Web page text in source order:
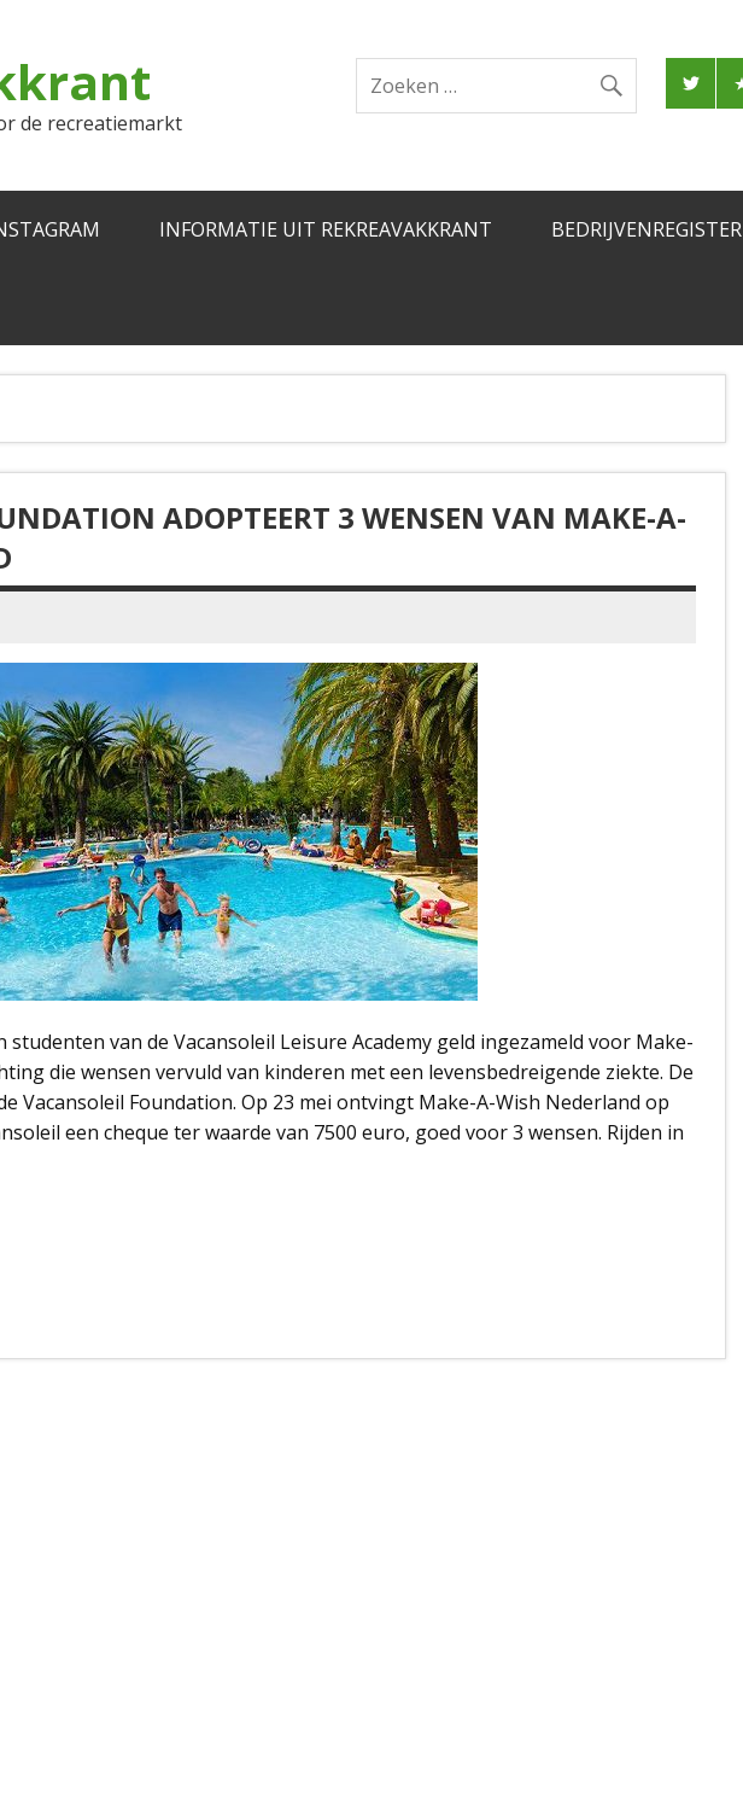
de recreatiemarkt
INFORMATIE UIT REKREAVAKKRANT BEDRIJVENREGISTER
ADOPTEERT 3 WENSEN VAN MAKE-A-
van de Vacansoleil Leisure Academy geld ingezameld voor Make-
die wensen vervuld van kinderen met een levensbedreigende ziekte. De
Vacansoleil Foundation. Op 23 mei ontvingt Make-A-Wish Nederland op
een cheque ter waarde van 7500 euro, goed voor 3 wensen. Rijden in